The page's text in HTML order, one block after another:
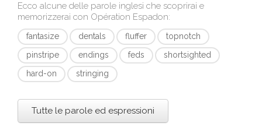
Ecco alcune delle parole inglesi che scoprirai e
memorizzerai con Opération Espadon:
fantasize dentals fluffer
topnotch
pinstripe
endings feds
shortsighted
hard-on
stringing
Tutte le parole ed espressioni